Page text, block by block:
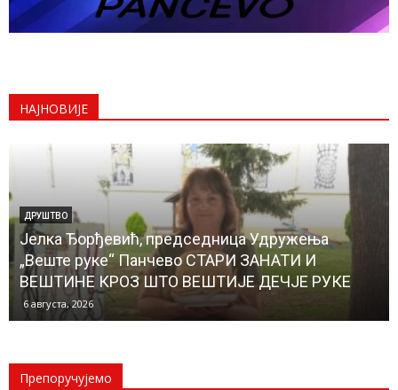
НАЈНОВИЈЕ
ДРУШТВО
Јелка Ђорђевић, председница Удружења
„Веште руке“ Панчево СТАРИ ЗАНАТИ И
ВЕШТИНЕ КРОЗ ШТО ВЕШТИЈЕ ДЕЧЈЕ РУКЕ
6 августа, 2026
Препоручујемо